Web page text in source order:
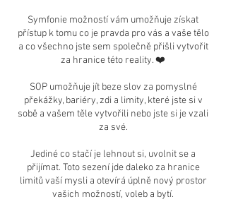
Symfonie možností vám umožňuje získat
přístup k tomu co je pravda pro vás a vaše tělo
a co všechno jste sem společně přišli vytvořit
za hranice této reality. ❤️
SOP umožňuje jít beze slov za pomyslné
překážky, bariéry, zdi a limity, které jste si v
sobě a vašem těle vytvořili nebo jste si je vzali
za své.
Jediné co stačí je lehnout si, uvolnit se a
přijímat. Toto sezení jde daleko za hranice
limitů vaší mysli a otevírá úplně nový prostor
vašich možností, voleb a bytí.